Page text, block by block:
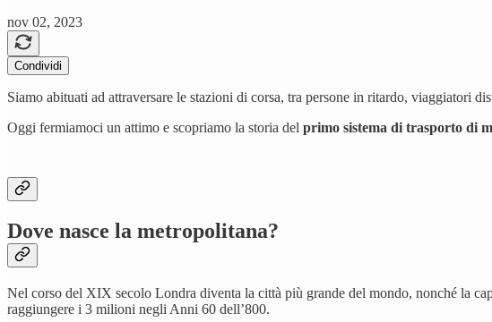
nov 02, 2023
Condividi
Siamo abituati ad attraversare le stazioni di corsa, tra persone in ritardo, viaggiatori
Oggi fermiamoci un attimo e scopriamo la storia del primo sistema di trasporto di
Dove nasce la metropolitana?
Nel corso del XIX secolo Londra diventa la città più grande del mondo, nonché la
raggiungere i 3 milioni negli Anni 60 dell’800.